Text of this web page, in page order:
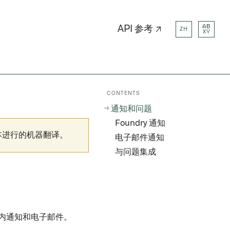
API 参考 ↗ ZH
AB
XY
行的机器翻译。
知和电子邮件。
CONTENTS
通知和问题
Foundry 通知
电子邮件通知
与问题集成